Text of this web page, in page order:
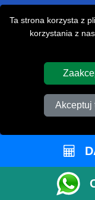
Ta strona korzysta z
korzystania z
Akceptuj